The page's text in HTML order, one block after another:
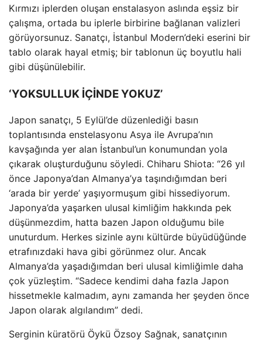
Kırmızı iplerden oluşan enstalasyon aslında eşsiz bir
çalışma, ortada bu iplerle birbirine bağlanan valizleri
görüyorsunuz. Sanatçı, İstanbul Modern’deki eserini bir
tablo olarak hayal etmiş; bir tablonun üç boyutlu hali
gibi düşünülebilir.
‘YOKSULLUK İÇİNDE YOKUZ’
Japon sanatçı, 5 Eylül’de düzenlediği basın
toplantısında enstelasyonu Asya ile Avrupa’nın
kavşağında yer alan İstanbul’un konumundan yola
çıkarak oluşturduğunu söyledi. Chiharu Shiota: “26 yıl
önce Japonya’dan Almanya’ya taşındığımdan beri
‘arada bir yerde’ yaşıyormuşum gibi hissediyorum.
Japonya’da yaşarken ulusal kimliğim hakkında pek
düşünmezdim, hatta bazen Japon olduğumu bile
unuturdum. Herkes sizinle aynı kültürde büyüdüğünde
etrafınızdaki hava gibi görünmez olur. Ancak
Almanya’da yaşadığımdan beri ulusal kimliğimle daha
çok yüzleştim. “Sadece kendimi daha fazla Japon
hissetmekle kalmadım, aynı zamanda her şeyden önce
Japon olarak algılandım” dedi.
Serginin küratörü Öykü Özsoy Sağnak, sanatçının